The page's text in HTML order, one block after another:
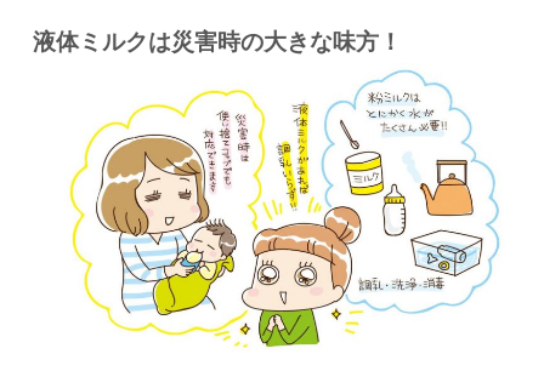
液体ミルクは災害時の大きな味方！